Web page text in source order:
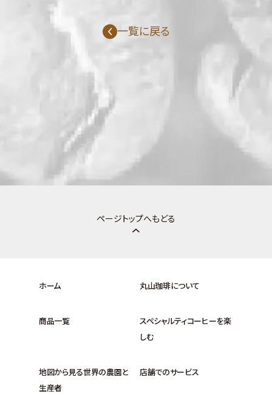
一覧に戻る
ページトップへもどる
ホーム 丸山珈琲について
商品一覧
スペシャルティコーヒーを楽
しむ
地図から見る世界の農園と
生産者
店舗でのサービス